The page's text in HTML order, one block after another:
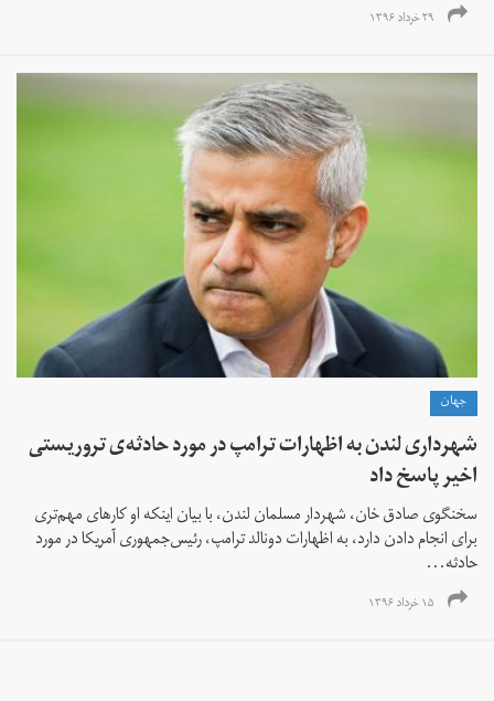
۲۹ خرداد ۱۳۹۶
جهان
شهرداری لندن به اظهارات ترامپ در مورد حادثه‌ی تروریستی
اخیر پاسخ داد
سخنگوی صادق خان، شهردار مسلمان لندن، با بیان اینکه او کارهای مهم‌تری
برای انجام دادن دارد، به اظهارات دونالد ترامپ، رئیس‌جمهوری آمریکا در مورد
حادثه‌...
۱۵ خرداد ۱۳۹۶